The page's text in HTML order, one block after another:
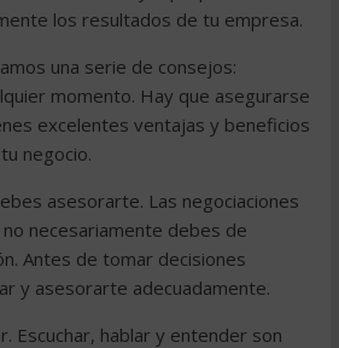
los resultados de tu empresa.
una serie de consejos:
momento. Hay que asegurarse
excelentes ventajas y beneficios
negocio.
asesorarte. Las negociaciones
necesariamente debes de
Antes de tomar decisiones
y asesorarte adecuadamente.
Escuchar, hablar y entender son